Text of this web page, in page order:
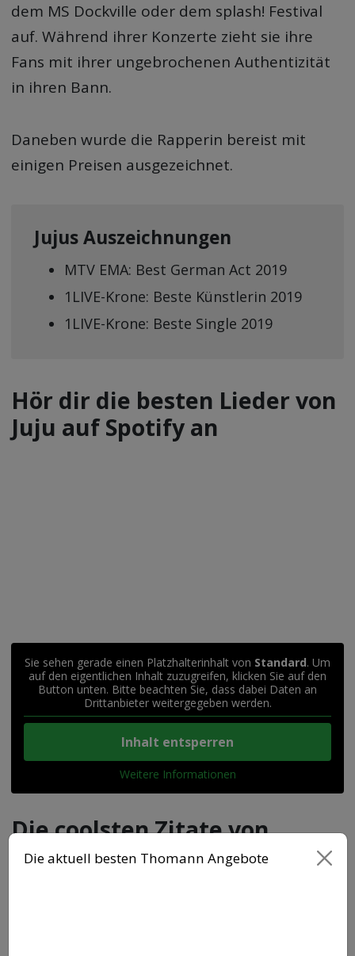
dem MS Dockville oder dem splash! Festival
auf. Während ihrer Konzerte zieht sie ihre
Fans mit ihrer ungebrochenen Authentizität
in ihren Bann.
Daneben wurde die Rapperin bereist mit
einigen Preisen ausgezeichnet.
Jujus Auszeichnungen
MTV EMA: Best German Act 2019
1LIVE-Krone: Beste Künstlerin 2019
1LIVE-Krone: Beste Single 2019
Hör dir die besten Lieder von
Juju auf Spotify an
Sie sehen gerade einen Platzhalterinhalt von Standard. Um
auf den eigentlichen Inhalt zuzugreifen, klicken Sie auf den
Button unten. Bitte beachten Sie, dass dabei Daten an
Drittanbieter weitergegeben werden.
Inhalt entsperren
Weitere Informationen
Die coolsten Zitate von
Rapperin Juju
Die aktuell besten Thomann Angebote